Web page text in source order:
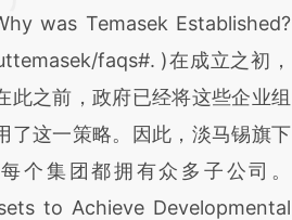
was Temasek Established?
faqs#. )在成立之初，
之前，政府已经将这些企业组
了这一策略。因此，淡马锡旗下
个集团都拥有众多子公司。
to Achieve Developmental